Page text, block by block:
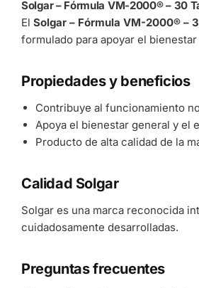
Solgar – Fórmula VM-2000® – 30
El Solgar – Fórmula VM-2000® –
formulado para apoyar el
Propiedades y beneficios
Contribuye al funcionamiento
Apoya el bienestar general y el
Producto de alta calidad de la
Calidad Solgar
Solgar es una marca reconocida
cuidadosamente desarrolladas.
Preguntas frecuentes